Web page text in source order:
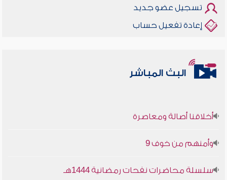
تسجيل عضو جديد
إعادة تفعيل حساب
البث المباشر
أخلاقنا أصالة ومعاصرة
وأمنهم من خوف 9
سلسلة محاضرات نفحات رمضانية 1444هـ